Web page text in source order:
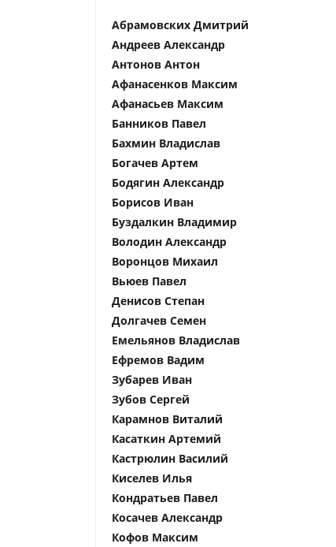
Абрамовских Дмитрий
Андреев Александр
Антонов Антон
Афанасенков Максим
Афанасьев Максим
Банников Павел
Бахмин Владислав
Богачев Артем
Бодягин Александр
Борисов Иван
Буздалкин Владимир
Володин Александр
Воронцов Михаил
Вьюев Павел
Денисов Степан
Долгачев Семен
Емельянов Владислав
Ефремов Вадим
Зубарев Иван
Зубов Сергей
Карамнов Виталий
Касаткин Артемий
Кастрюлин Василий
Киселев Илья
Кондратьев Павел
Косачев Александр
Кофов Максим